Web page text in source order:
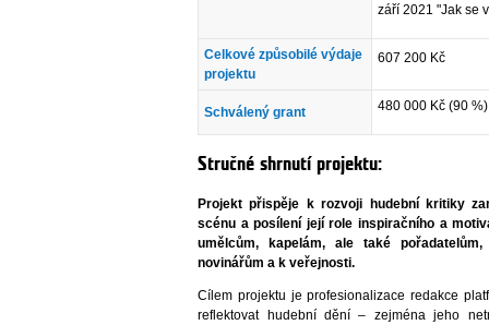
září 2021 "Jak se
Celkové způsobilé výdaje
projektu
607 200 Kč
Schválený grant 480 000 Kč (90 %)
Stručné shrnutí projektu:
Projekt přispěje k rozvoji hudební kritiky
scénu a posílení její role inspiračního a
umělcům, kapelám, ale také
novinářům a k veřejnosti.
Cílem projektu je profesionalizace redakce
reflektovat hudební dění – zejména jeho